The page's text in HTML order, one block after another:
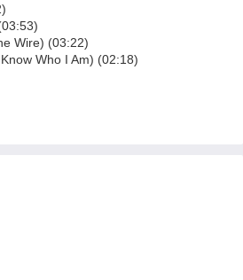
Wire) (03:22)
Who I Am) (02:18)